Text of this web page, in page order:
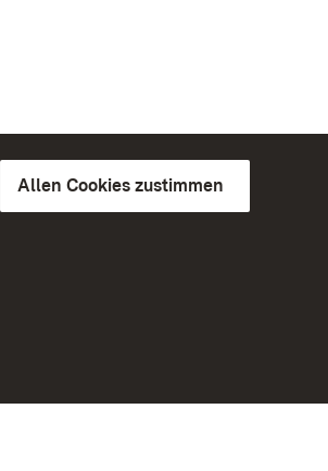
Allen Cookies zustimmen